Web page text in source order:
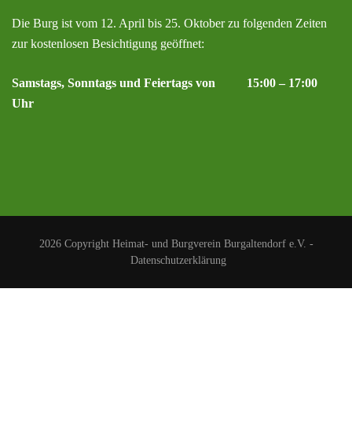
Die Burg ist vom 12. April bis 25. Oktober zu folgenden Zeiten
zur kostenlosen Besichtigung geöffnet:
Samstags, Sonntags und Feiertags von 15:00 – 17:00
Uhr
2026 Copyright Heimat- und Burgverein Burgaltendorf e.V. -
Datenschutzerklärung